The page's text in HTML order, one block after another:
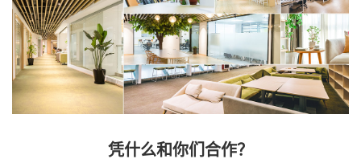
凭什么和你们合作？